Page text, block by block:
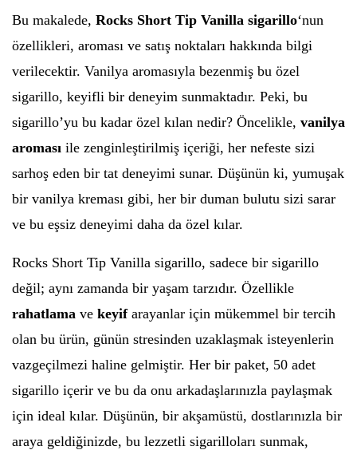
Bu makalede, Rocks Short Tip Vanilla sigarillo‘nun
özellikleri, aroması ve satış noktaları hakkında bilgi
verilecektir. Vanilya aromasıyla bezenmiş bu özel
sigarillo, keyifli bir deneyim sunmaktadır. Peki, bu
sigarillo’yu bu kadar özel kılan nedir? Öncelikle, vanilya
aroması ile zenginleştirilmiş içeriği, her nefeste sizi
sarhoş eden bir tat deneyimi sunar. Düşünün ki, yumuşak
bir vanilya kreması gibi, her bir duman bulutu sizi sarar
ve bu eşsiz deneyimi daha da özel kılar.
Rocks Short Tip Vanilla sigarillo, sadece bir sigarillo
değil; aynı zamanda bir yaşam tarzıdır. Özellikle
rahatlama ve keyifarayanlar için mükemmel bir tercih
olan bu ürün, günün stresinden uzaklaşmak isteyenlerin
vazgeçilmezi haline gelmiştir. Her bir paket, 50 adet
sigarillo içerir ve bu da onu arkadaşlarınızla paylaşmak
için ideal kılar. Düşünün, bir akşamüstü, dostlarınızla bir
araya geldiğinizde, bu lezzetli sigarilloları sunmak,